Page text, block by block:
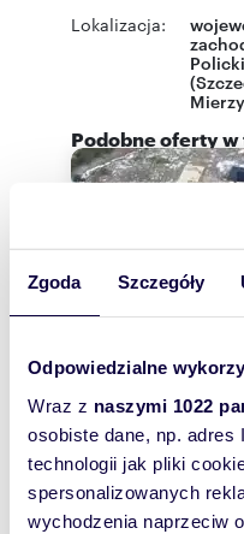
Zgoda Szczegóły
Odpowiedzialne
Wraz z naszymi 1022
osobiste dane, np.
technologii jak pliki
spersonalizowanych
wychodzenia naprzeciw
Lokalizacja:
Policki
Podobne oferty
900 m 350